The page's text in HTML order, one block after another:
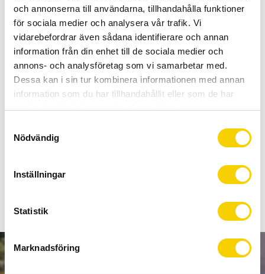
och annonserna till användarna, tillhandahålla funktioner
för sociala medier och analysera vår trafik. Vi
vidarebefordrar även sådana identifierare och annan
information från din enhet till de sociala medier och
annons- och analysföretag som vi samarbetar med.
Dessa kan i sin tur kombinera informationen med annan
information som du har tillhandahållit eller som de har
samlat in när du har använt deras tjänster.
s
v
Nödvändig
Inställningar
Statistik
Marknadsföring
Allt inom cykel på ett ställe
Kunnig personal och hög kundnöjdhet
Artikelnr
1502910000
Tillverkare
Continental